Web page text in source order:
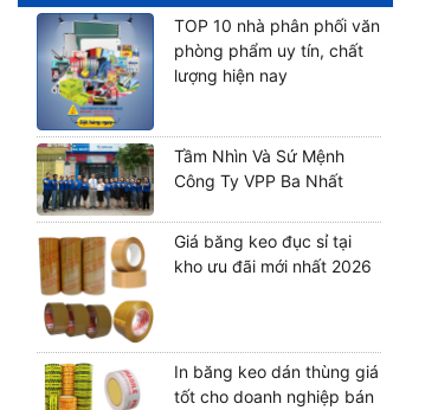
TOP 10 nhà phân phối văn
phòng phẩm uy tín, chất
lượng hiện nay
Tầm Nhìn Và Sứ Mệnh
Công Ty VPP Ba Nhất
Giá băng keo đục sỉ tại
kho ưu đãi mới nhất 2026
In băng keo dán thùng giá
tốt cho doanh nghiệp bán